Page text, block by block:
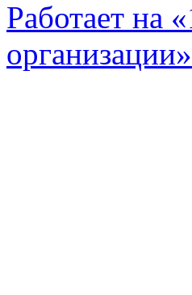
Работает на
организации»